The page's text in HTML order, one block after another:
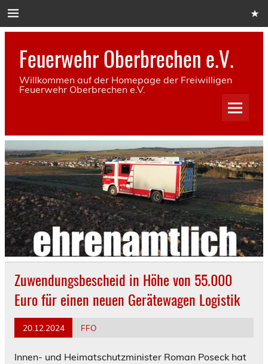
to
Feuerwehr Oberbrechen e.V.
Willkommen auf der Homepage der Freiwilligen
Feuerwehr Oberbrechen e.V.
Zuwendungsbescheid in Höhe von 55.000
Euro für einen neuen Gerätewagen Logistik
20.12.2024 FFO
Innen- und Heimatschutzminister Roman Poseck hat